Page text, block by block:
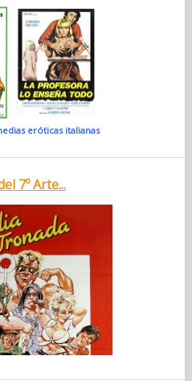
eróticas italianas
7º Arte...